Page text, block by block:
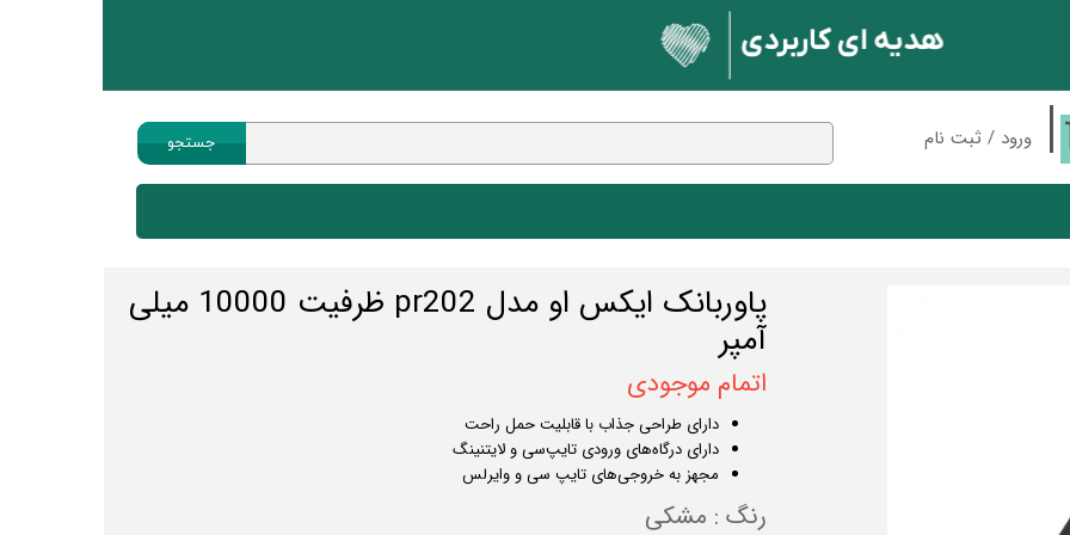
ورود / ثبت نام جستجو
اسپیکر
پاوربانک
شارژر وایرلس
کابل
کارت حافظه
پاوربانک ایکس او مدل pr202 ظرفیت 10000 میلی
آمپر
اتمام موجودی
دارای طراحی جذاب با قابلیت حمل راحت
دارای درگاه‌های ورودی تایپ‌سی و لایتنینگ
مجهز به خروجی‌های تایپ سی و وایرلس
رنگ : مشکی